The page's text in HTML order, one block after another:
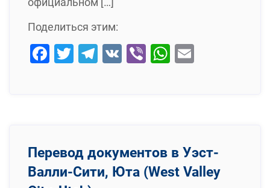
Поделиться этим:
Facebook
Twitter
Telegram
VK ViberWhatsApp
Перевод документов в Уэст-
Валли-Сити, Юта (West Valley